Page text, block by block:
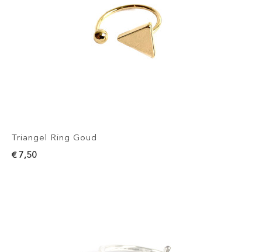
Triangel Ring Goud
€ 7,50